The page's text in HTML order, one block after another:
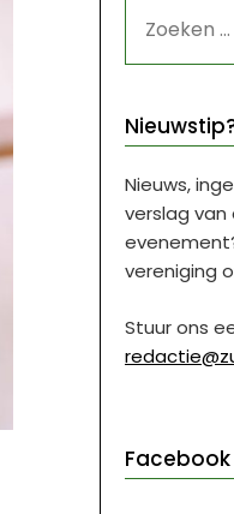
NAAR:
Nieuws,
verslag
vereniging
Stuur ons
Facebook